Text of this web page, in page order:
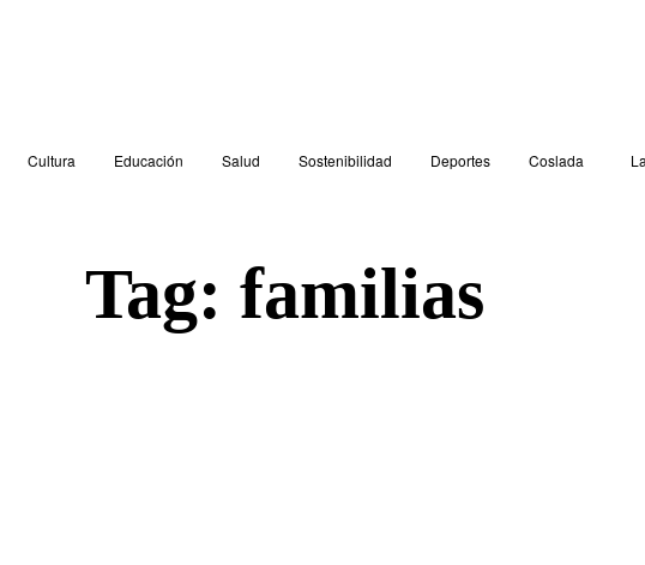
Cultura Educación Salud Sostenibilidad Deportes Coslada
Tag: familias